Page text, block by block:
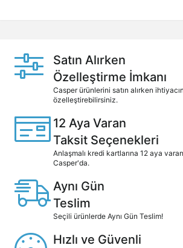
Satın Alırken
Özelleştirme İmkanı
Casper ürünlerini satın alırken
özelleştirebilirsiniz.
12 Aya Varan
Taksit Seçenekleri
Anlaşmalı kredi kartlarına 12 aya
Casper'da.
Aynı Gün
Teslim
Seçili ürünlerde Aynı Gün Teslim!
Hızlı ve Güvenli